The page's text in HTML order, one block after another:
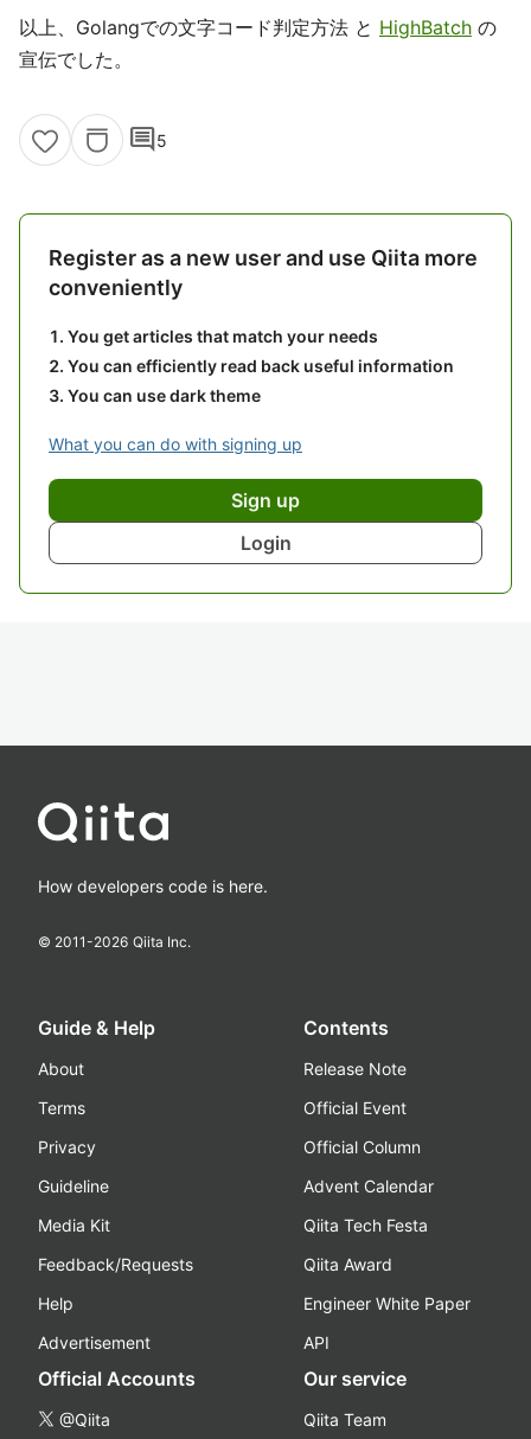
以上、Golangでの文字コード判定方法 と HighBatch の
宣伝でした。
comment5
Register as a new user and use Qiita more
conveniently
You get articles that match your needs
You can efficiently read back useful information
You can use dark theme
What you can do with signing up
Sign up
Login
How developers code is here.
© 2011-2026 Qiita Inc.
Guide & Help
About
Terms
Privacy
Guideline
Media Kit
Feedback/Requests
Help
Advertisement
Contents
Release Note
Official Event
Official Column
Advent Calendar
Qiita Tech Festa
Qiita Award
Engineer White Paper
API
Official Accounts
@Qiita
Our service
Qiita Team